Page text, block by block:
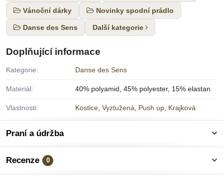
Vánoční dárky Novinky spodní prádlo
Danse des Sens Další kategorie
Doplňující informace
Kategorie: Danse des Sens
Materiál: 40% polyamid, 45% polyester, 15% elastan
Vlastnosti: Kostice Vyztužená Push up Krajková
Praní a údržba
Recenze 0